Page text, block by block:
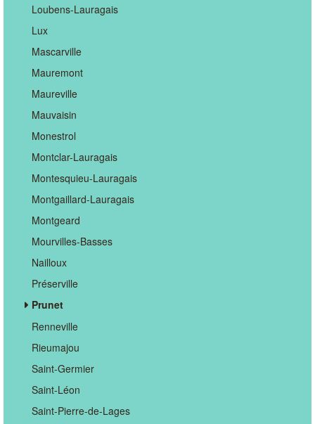
Loubens-Lauragais
Lux
Mascarville
Mauremont
Maureville
Mauvaisin
Monestrol
Montclar-Lauragais
Montesquieu-Lauragais
Montgaillard-Lauragais
Montgeard
Mourvilles-Basses
Nailloux
Préserville
Prunet
Renneville
Rieumajou
Saint-Germier
Saint-Léon
Saint-Pierre-de-Lages